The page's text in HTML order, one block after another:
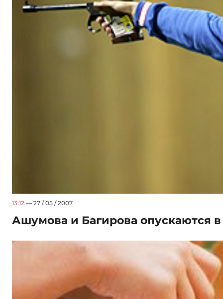
13:12 — 27 / 05 / 2007
Ашумова и Багирова опускаются